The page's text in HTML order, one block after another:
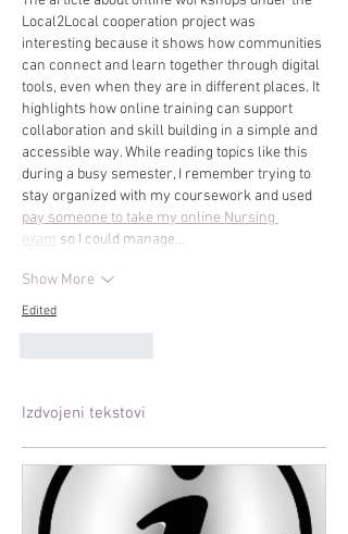
Local2Local cooperation project was
interesting because it shows how communities
can connect and learn together through digital
tools, even when they are in different places. It
highlights how online training can support
collaboration and skill building in a simple and
accessible way. While reading topics like this
during a busy semester, I remember trying to
stay organized with my coursework and used
pay someone to take my online Nursing
exam so I could manage…
Show More
Edited
Izdvojeni tekstovi